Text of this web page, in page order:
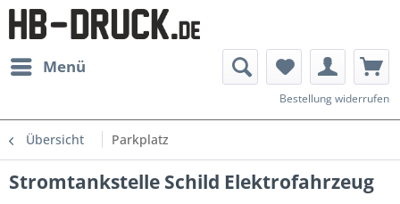
Menü
Bestellung widerrufen
Übersicht Parkplatz
Stromtankstelle Schild Elektrofahrzeug